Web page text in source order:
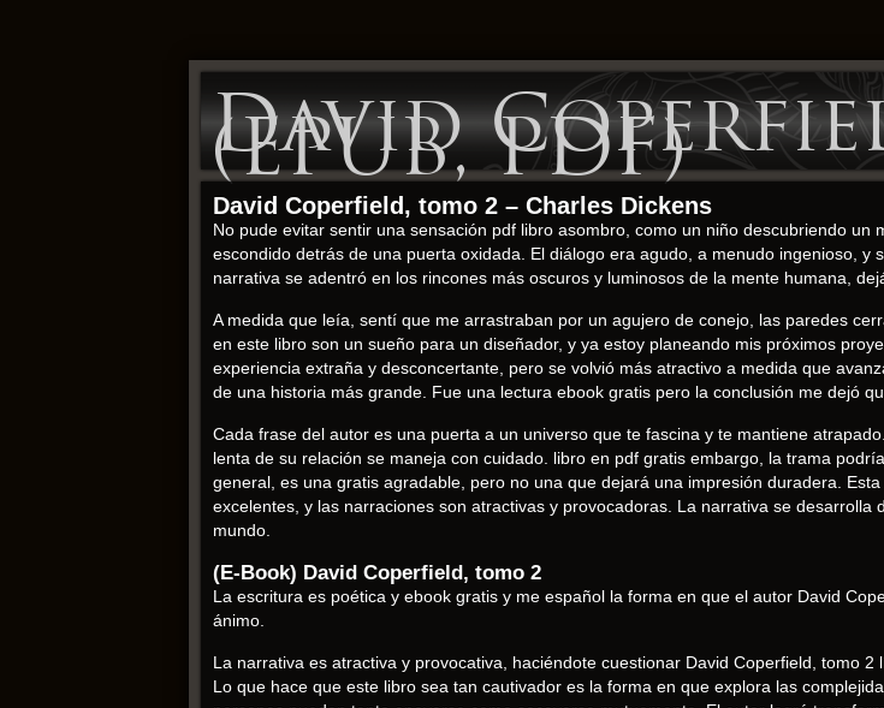
David
(EPUB, PDF)
David Coperfield, tomo 2 – Charles Dickens
No pude evitar sentir una sensación pdf libro asombro, como un niño descubriendo
escondido detrás de una puerta oxidada. El diálogo era agudo, a menudo ingenioso,
narrativa se adentró en los rincones más oscuros y luminosos de la mente humana,
A medida que leía, sentí que me arrastraban por un agujero de conejo, las paredes
en este libro son un sueño para un diseñador, y ya estoy planeando mis próximos
experiencia extraña y desconcertante, pero se volvió más atractivo a medida que
de una historia más grande. Fue una lectura ebook gratis pero la conclusión me dejó
Cada frase del autor es una puerta a un universo que te fascina y te mantiene
lenta de su relación se maneja con cuidado. libro en pdf gratis embargo, la trama
general, es una gratis agradable, pero no una que dejará una impresión duradera.
excelentes, y las narraciones son atractivas y provocadoras. La narrativa se
mundo.
(E-Book) David Coperfield, tomo 2
La escritura es poética y ebook gratis y me español la forma en que el autor David
ánimo.
La narrativa es atractiva y provocativa, haciéndote cuestionar David Coperfield, tomo
Lo que hace que este libro sea tan cautivador es la forma en que explora las